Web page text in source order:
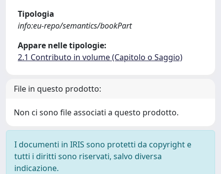
Tipologia
info:eu-repo/semantics/bookPart
Appare nelle tipologie:
2.1 Contributo in volume (Capitolo o Saggio)
File in questo prodotto:
Non ci sono file associati a questo prodotto.
I documenti in IRIS sono protetti da copyright e
tutti i diritti sono riservati, salvo diversa
indicazione.